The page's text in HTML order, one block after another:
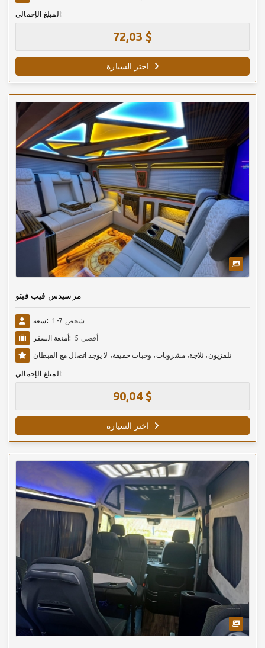
المبلغ الإجمالي:
72,03 $
اختر السيارة
مرسيدس فيب فيتو
سعة: 1-7 شخص
أمتعة السفر: أقصى 5
تلفزيون، ثلاجة، مشروبات، وجبات خفيفة، لا يوجد اتصال مع القبطان
المبلغ الإجمالي:
90,04 $
اختر السيارة